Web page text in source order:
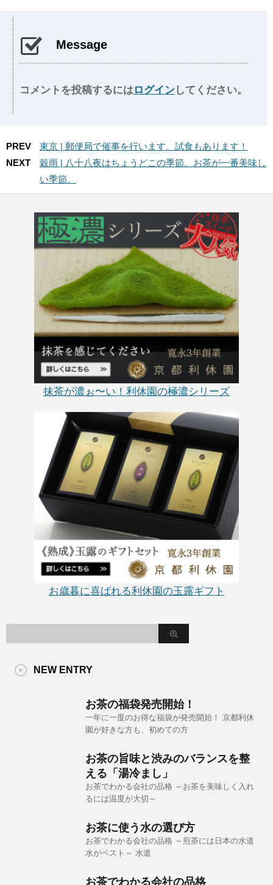
Message
コメントを投稿するにはログインしてください。
PREV
東京 | 郵便局で催事を行います。試食もあります！
NEXT
穀雨 | 八十八夜はちょうどこの季節。お茶が一番美味し
い季節。
抹茶が濃ぉ〜い！利休園の極濃シリーズ
お歳暮に喜ばれる利休園の玉露ギフト
NEW ENTRY
お茶の福袋発売開始！
一年に一度のお得な福袋が発売開始！ 京都利休
園が好きな方も、初めての方
お茶の旨味と渋みのバランスを整
える「湯冷まし」
お茶でわかる会社の品格 ～お茶を美味しく入れ
るには温度が大切～
お茶に使う水の選び方
お茶でわかる会社の品格 ～煎茶には日本の水道
水がベスト～ 水道
お茶でわかる会社の品格